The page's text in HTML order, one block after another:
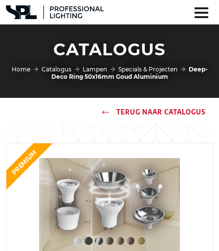
CATALOGUS
Home Catalogus Lampen Specials & Projecten
Deep-
Deco Ring 50x16mm Goud Aluminium
TERUG NAAR CATALOGUS
PREMIUM